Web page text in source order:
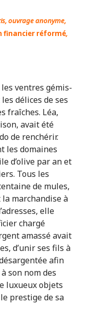
ouvrage anonyme,
financier réformé,
ventres gémis-
délices de ses
fraîches. Léa,
avait été
de renchérir.
les domaines
d’olive par an et
Tous les
de mules,
marchandise à
elle
chargé
amassé avait
d’unir ses fils à
afin
son nom des
luxueux objets
prestige de sa